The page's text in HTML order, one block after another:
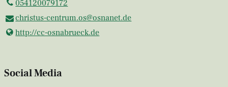
054120079172
christus-centrum.​os@​osnanet.​de
http://cc-osnabrueck.​de
Social Media